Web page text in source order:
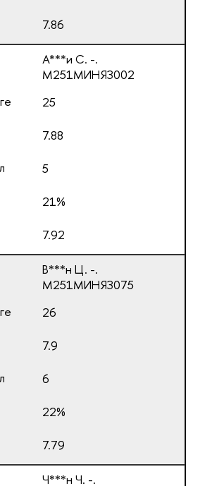
7.86
А***и С. -.
М251МИНЯЗ002
25
7.88
5
21%
7.92
В***н Ц. -.
М251МИНЯЗ075
26
7.9
6
22%
7.79
Ч***н Ч. -.